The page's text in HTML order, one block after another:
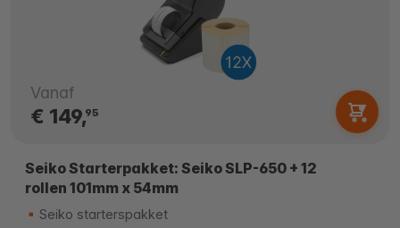
Vanaf
€ 149,95
Seiko Starterpakket: Seiko SLP-650 + 12
rollen 101mm x 54mm
Seiko starterspakket